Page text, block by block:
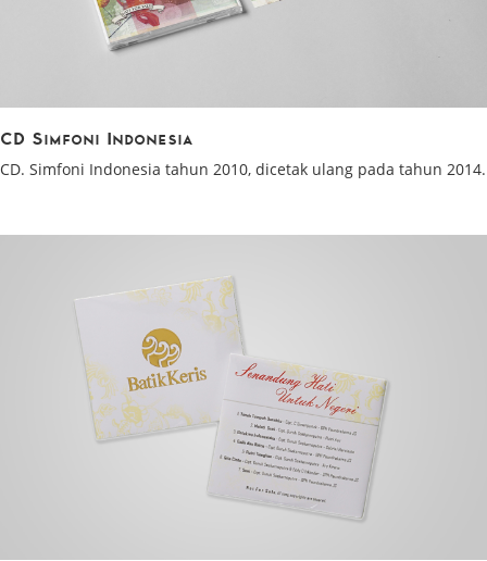
CD Simfoni Indonesia
CD. Simfoni Indonesia tahun 2010, dicetak ulang pada tahun 2014.